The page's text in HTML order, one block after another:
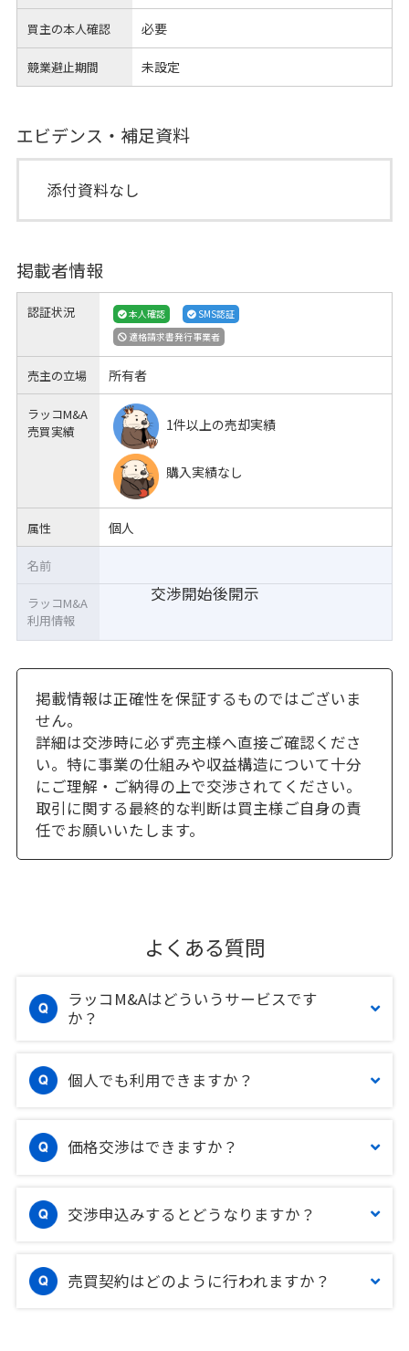
買主の本人確認 必要
競業避止期間 未設定
エビデンス・補足資料
添付資料なし
掲載者情報
認証状況 本人確認
SMS認証
適格請求書発行事業者
売主の立場 所有者
ラッコM&A
売買実績
1件以上の売却実績
購入実績なし
属性 個人
交渉開始後開示
名前
ラッコM&A
利用情報
掲載情報は正確性を保証するものではございま
せん。
詳細は交渉時に必ず売主様へ直接ご確認くださ
い。特に事業の仕組みや収益構造について十分
にご理解・ご納得の上で交渉されてください。
取引に関する最終的な判断は買主様ご自身の責
任でお願いいたします。
よくある質問
ラッコM&Aはどういうサービスです
か？
個人でも利用できますか？
価格交渉はできますか？
交渉申込みするとどうなりますか？
売買契約はどのように行われますか？